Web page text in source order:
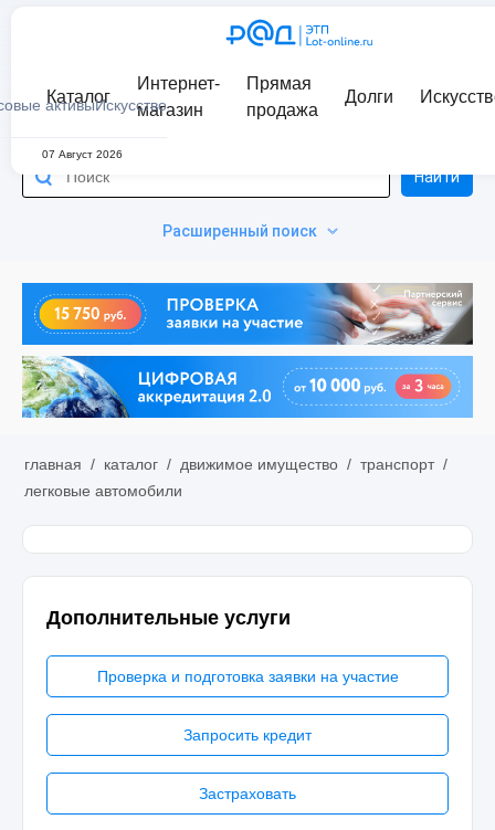
активыИскусство
Каталог
Интернет-
магазин
Прямая
продажа
Долги
07 Август 2026
Расширенный поиск
Найти
главная / каталог / движимое имущество / транспорт /
легковые автомобили
Дополнительные услуги
Проверка и подготовка заявки на участие
Запросить кредит
Застраховать